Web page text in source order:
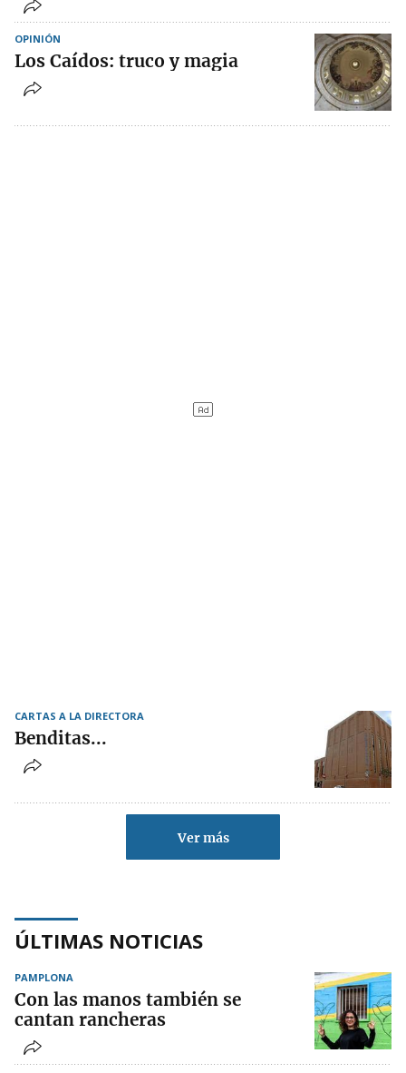
OPINIÓN
Los Caídos: truco y magia
CARTAS A LA DIRECTORA
Benditas...
Ver más
ÚLTIMAS NOTICIAS
PAMPLONA
Con las manos también se
cantan rancheras